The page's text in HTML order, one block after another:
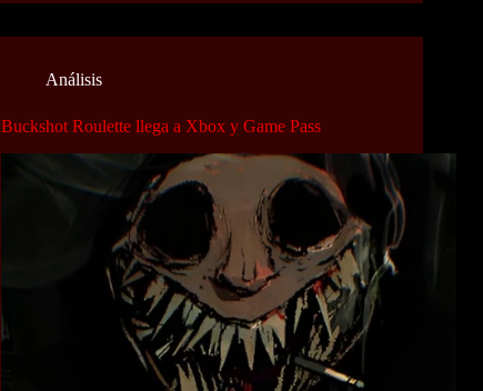
Análisis
Buckshot Roulette llega a Xbox y Game Pass